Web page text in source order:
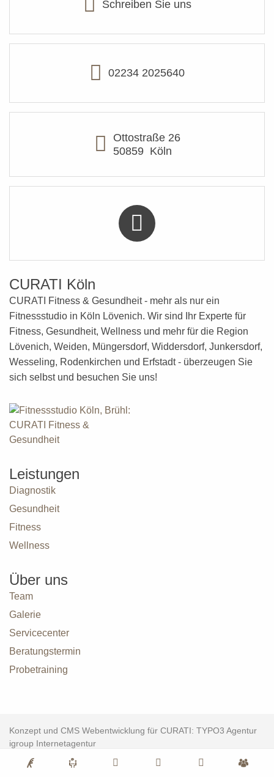
Schreiben Sie uns
02234 2025640
Ottostraße 26
50859 Köln
CURATI Köln
CURATI Fitness & Gesundheit - mehr als nur ein
Fitnessstudio in Köln Lövenich. Wir sind Ihr Experte für
Fitness, Gesundheit, Wellness und mehr für die Region
Lövenich, Weiden, Müngersdorf, Widdersdorf, Junkersdorf,
Wesseling, Rodenkirchen und Erfstadt - überzeugen Sie
sich selbst und besuchen Sie uns!
Leistungen
Diagnostik
Gesundheit
Fitness
Wellness
Über uns
Team
Galerie
Servicecenter
Beratungstermin
Probetraining
Konzept und CMS Webentwicklung für CURATI: TYPO3 Agentur
igroup Internetagentur
Impressum
Datenschutz